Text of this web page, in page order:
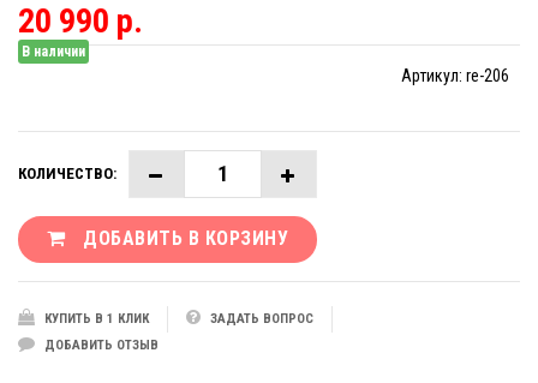
20 990 р.
В наличии
Артикул: re-206
КОЛИЧЕСТВО:
ДОБАВИТЬ В КОРЗИНУ
КУПИТЬ В 1 КЛИК
ЗАДАТЬ ВОПРОС
ДОБАВИТЬ ОТЗЫВ